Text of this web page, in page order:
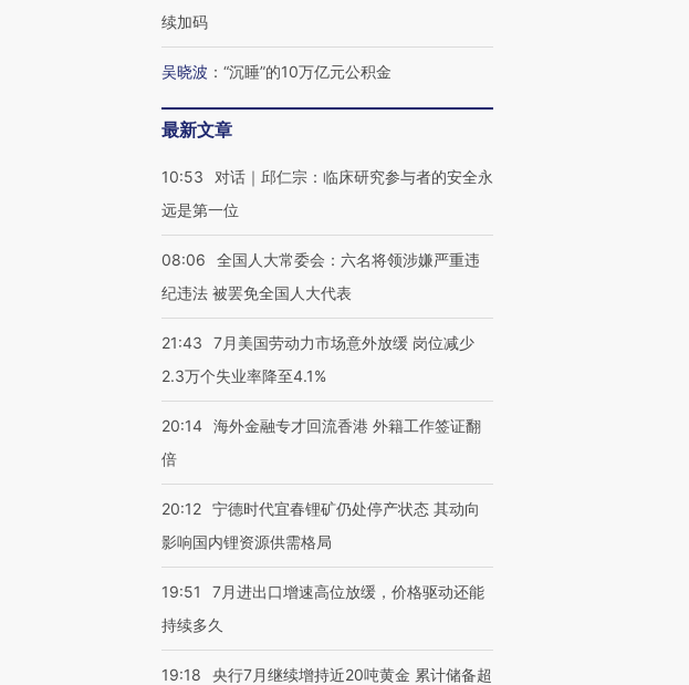
续加码
吴晓波 ： “沉睡”的10万亿元公积金
最新文章
10:53
对话｜邱仁宗：临床研究参与者的安全永
远是第一位
08:06
全国人大常委会：六名将领涉嫌严重违
纪违法 被罢免全国人大代表
21:43
7月美国劳动力市场意外放缓 岗位减少
2.3万个失业率降至4.1%
20:14 海外金融专才回流香港 外籍工作签证翻
倍
20:12 宁德时代宜春锂矿仍处停产状态 其动向
影响国内锂资源供需格局
19:51
7月进出口增速高位放缓，价格驱动还能
持续多久
19:18
央行7月继续增持近20吨黄金 累计储备超